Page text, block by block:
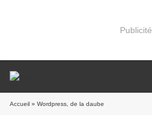
Publicité
Accueil » Wordpress, de la daube